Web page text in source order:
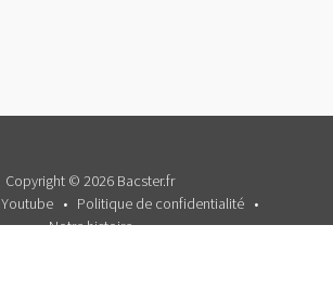
Copyright © 2026 Bacster.fr
Youtube
Politique de confidentialité
Notre histoire